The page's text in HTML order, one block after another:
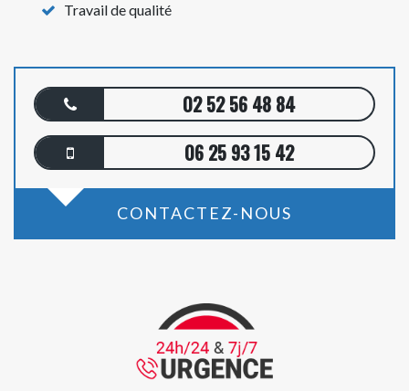
Travail de qualité
02 52 56 48 84
06 25 93 15 42
CONTACTEZ-NOUS